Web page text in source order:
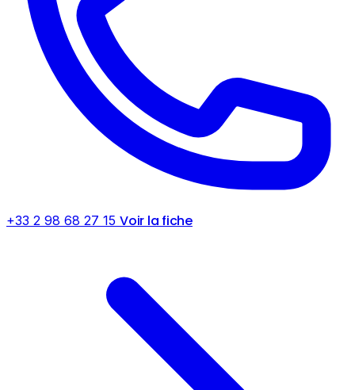
+33 2 98 68 27 15 Voir la fiche